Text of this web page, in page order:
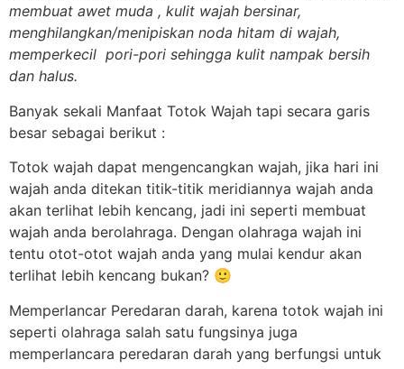
membuat awet muda , kulit wajah bersinar,
menghilangkan/menipiskan noda hitam di wajah,
memperkecil pori-pori sehingga kulit nampak bersih
dan halus.
Banyak sekali Manfaat Totok Wajah tapi secara garis
besar sebagai berikut :
Totok wajah dapat mengencangkan wajah, jika hari ini
wajah anda ditekan titik-titik meridiannya wajah anda
akan terlihat lebih kencang, jadi ini seperti membuat
wajah anda berolahraga. Dengan olahraga wajah ini
tentu otot-otot wajah anda yang mulai kendur akan
terlihat lebih kencang bukan? 🙂
Memperlancar Peredaran darah, karena totok wajah ini
seperti olahraga salah satu fungsinya juga
memperlancara peredaran darah yang berfungsi untuk